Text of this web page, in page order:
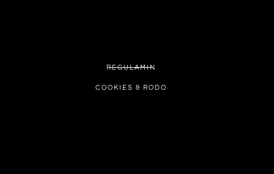
REGULAMIN
COOKIES & RODO